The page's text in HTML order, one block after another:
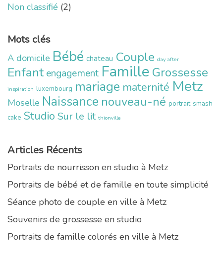
Non classifié (2)
Mots clés
A domicile Bébé chateau Couple day after
Enfant engagement Famille Grossesse
inspiration luxembourg mariage maternité Metz
Moselle Naissance nouveau-né portrait smash
cake Studio Sur le lit thionville
Articles Récents
Portraits de nourrisson en studio à Metz
Portraits de bébé et de famille en toute simplicité
Séance photo de couple en ville à Metz
Souvenirs de grossesse en studio
Portraits de famille colorés en ville à Metz